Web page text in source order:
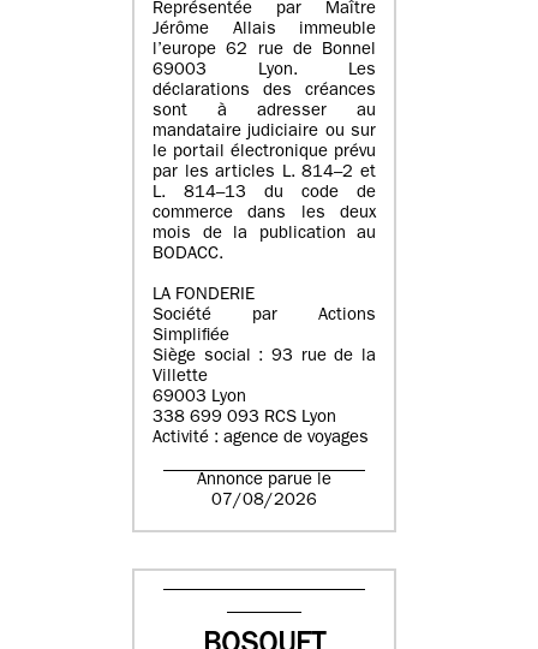
Représentée par Maître
Jérôme Allais immeuble
l’europe 62 rue de Bonnel
69003 Lyon. Les
déclarations des créances
sont à adresser au
mandataire judiciaire ou sur
le portail électronique prévu
par les articles L. 814–2 et
L. 814–13 du code de
commerce dans les deux
mois de la publication au
BODACC.
LA FONDERIE
Société par Actions
Simplifiée
Siège social : 93 rue de la
Villette
69003 Lyon
338 699 093 RCS Lyon
Activité : agence de voyages
Annonce parue le
07/08/2026